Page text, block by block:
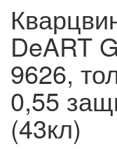
DeART
9626,
0,55
(43кл)